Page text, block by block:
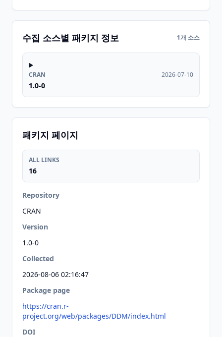
수집 소스별 패키지 정보 1개 소스
CRAN
1.0-0
2026-07-10
패키지 페이지
ALL LINKS
16
Repository
CRAN
Version
1.0-0
Collected
2026-08-06 02:16:47
Package page
https://cran.r-
project.org/web/packages/DDM/index.html
DOI